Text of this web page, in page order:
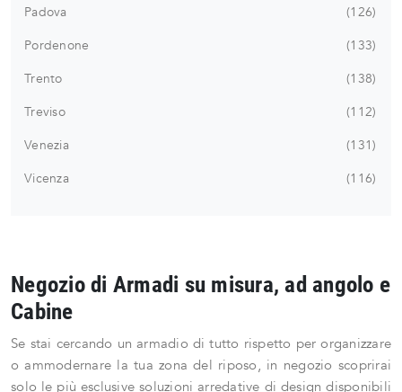
Padova
126
Pordenone
133
Trento
138
Treviso
112
Venezia
131
Vicenza
116
Negozio di Armadi su misura, ad angolo e
Cabine
Se stai cercando un armadio di tutto rispetto per organizzare
o ammodernare la tua zona del riposo, in negozio scoprirai
solo le più esclusive soluzioni arredative di design disponibili